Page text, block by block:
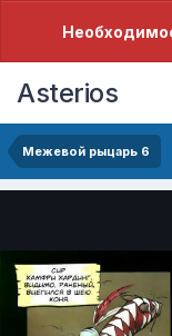
Asterios
Межевой рыцарь 6